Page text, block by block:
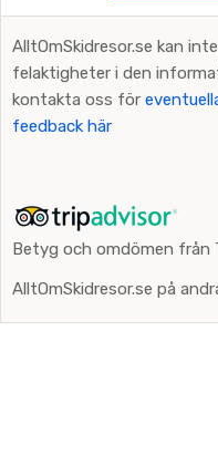
AlltOmSkidresor.se kan
felaktigheter i den
kontakta oss för
feedback här
Betyg och omdömen från
AlltOmSkidresor.se på